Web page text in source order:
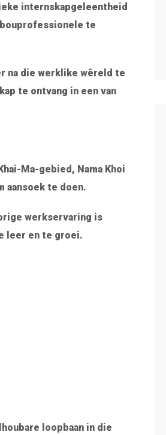
internskapgeleentheid
te
na die werklike wêreld te
te ontvang in een van
Ma-gebied, Nama Khoi
aansoek te doen.
werkservaring is
leer en te groei.
loopbaan in die